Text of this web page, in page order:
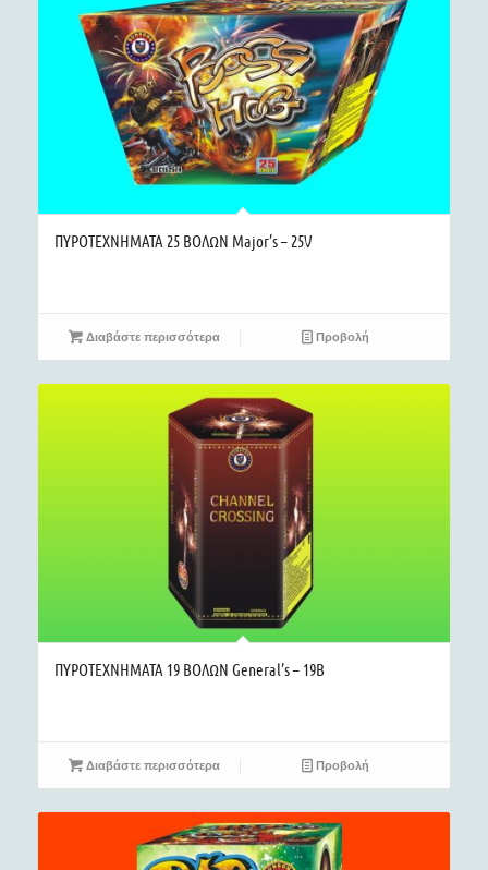
ΠΥΡΟΤΕΧΝΗΜΑΤΑ 25 ΒΟΛΩΝ Major’s – 25V
Διαβάστε περισσότερα Προβολή
ΠΥΡΟΤΕΧΝΗΜΑΤΑ 19 ΒΟΛΩΝ General’s – 19B
Διαβάστε περισσότερα Προβολή